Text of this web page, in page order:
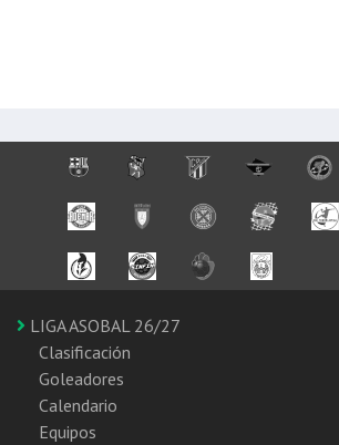
LIGA ASOBAL 26/27
Clasificación
Goleadores
Calendario
Equipos